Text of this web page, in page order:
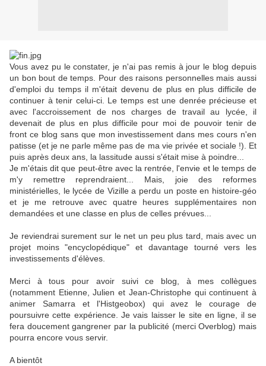
Vous avez pu le constater, je n'ai pas remis à jour le blog depuis
un bon bout de temps. Pour des raisons personnelles mais aussi
d'emploi du temps il m'était devenu de plus en plus difficile de
continuer à tenir celui-ci. Le temps est une denrée précieuse et
avec l'accroissement de nos charges de travail au lycée, il
devenait de plus en plus difficile pour moi de pouvoir tenir de
front ce blog sans que mon investissement dans mes cours n'en
patisse (et je ne parle même pas de ma vie privée et sociale !). Et
puis après deux ans, la lassitude aussi s'était mise à poindre...
Je m'étais dit que peut-être avec la rentrée, l'envie et le temps de
m'y remettre reprendraient... Mais, joie des reformes
ministérielles, le lycée de Vizille a perdu un poste en histoire-géo
et je me retrouve avec quatre heures supplémentaires non
demandées et une classe en plus de celles prévues...
Je reviendrai surement sur le net un peu plus tard, mais avec un
projet moins "encyclopédique" et davantage tourné vers les
investissements d'élèves.
Merci à tous pour avoir suivi ce blog, à mes collègues
(notamment Etienne, Julien et Jean-Christophe qui continuent à
animer Samarra et l'Histgeobox) qui avez le courage de
poursuivre cette expérience. Je vais laisser le site en ligne, il se
fera doucement gangrener par la publicité (merci Overblog) mais
pourra encore vous servir.
A bientôt